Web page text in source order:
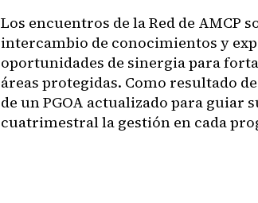
Los encuentros de la Red de AMCP
intercambio de conocimientos y
oportunidades de sinergia para
áreas protegidas. Como resultado
de un PGOA actualizado para guiar
cuatrimestral la gestión en cada